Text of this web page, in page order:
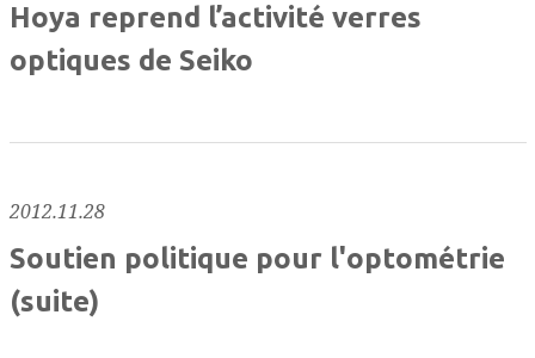
Hoya reprend l’activité verres
optiques de Seiko
2012.11.28
Soutien politique pour l'optométrie
(suite)